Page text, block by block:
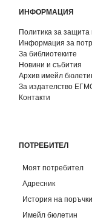
ИНФОРМАЦИЯ
Политика за защита
Информация за
За библиотеките
Новини и събития
Архив имейл
За издателство
Контакти
ПОТРЕБИТЕЛ
Моят потребител
Адресник
История на
Имейл бюлетин